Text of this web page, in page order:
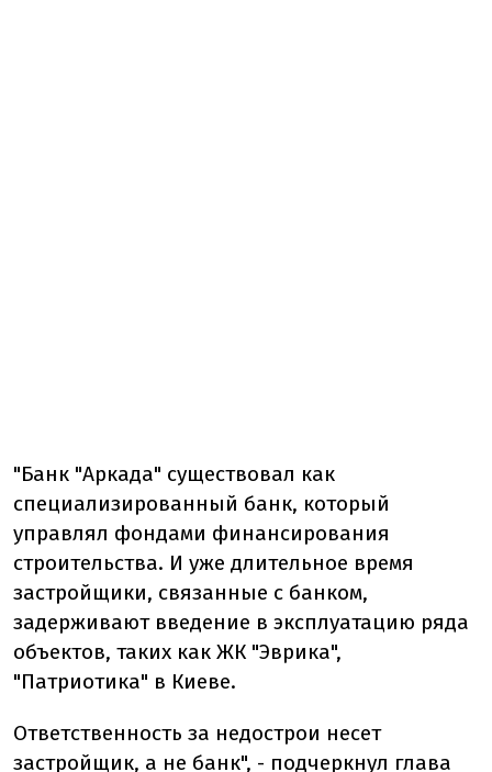
"Банк "Аркада" существовал как
специализированный банк, который
управлял фондами финансирования
строительства. И уже длительное время
застройщики, связанные с банком,
задерживают введение в эксплуатацию ряда
объектов, таких как ЖК "Эврика",
"Патриотика" в Киеве.
Ответственность за недострои несет
застройщик, а не банк", - подчеркнул глава